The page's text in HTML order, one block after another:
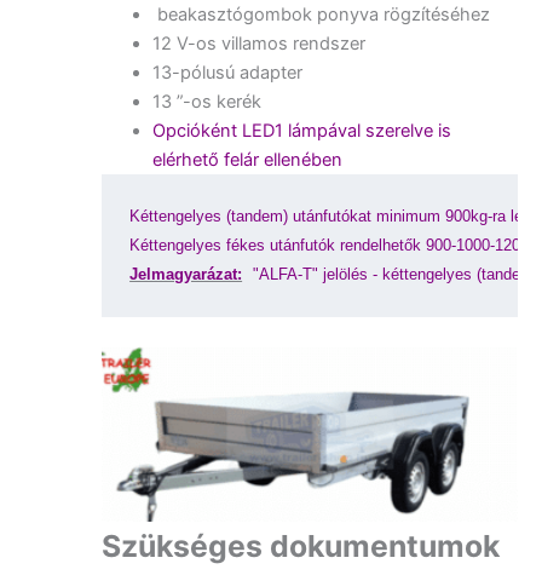
beakasztógombok ponyva rögzítéséhez
12 V-os villamos rendszer
13-pólusú adapter
13 ”-os kerék
Opcióként LED1 lámpával szerelve is
elérhető felár ellenében
Kéttengelyes (tandem) utánfutókat minimum 900kg-ra
Kéttengelyes fékes utánfutók rendelhetők 900-1000-
Jelmagyarázat:
"ALFA-T" jelölés - kéttengelyes
Szükséges dokumentumok